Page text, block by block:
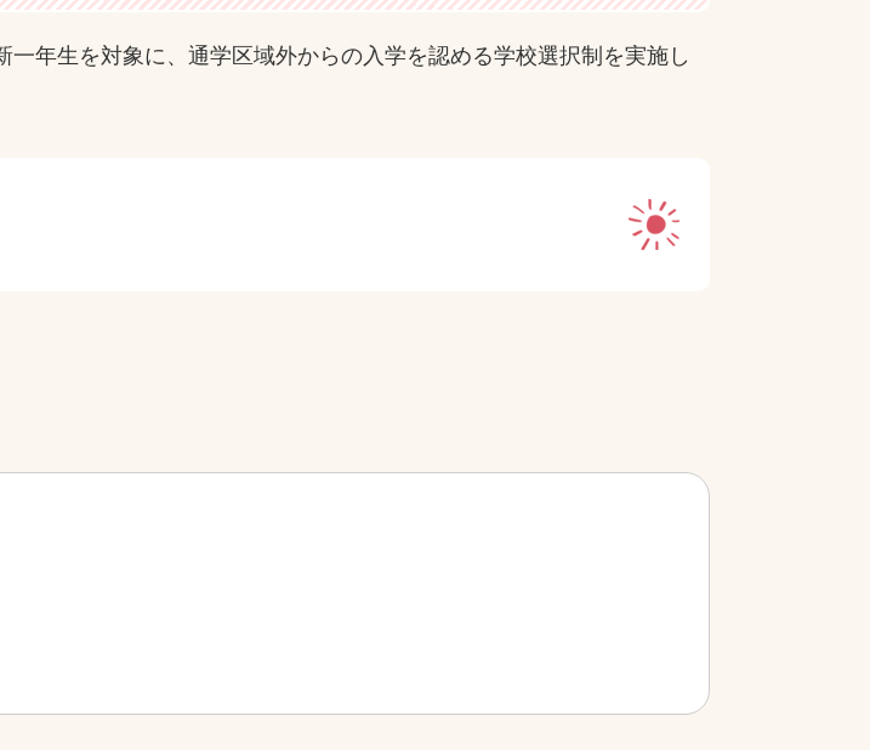
年生を対象に、通学区域外からの入学を認める学校選択制を実施し